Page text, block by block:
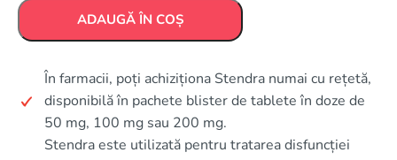
ADAUGĂ ÎN COȘ
În farmacii, poți achiziționa Stendra numai cu rețetă,
disponibilă în pachete blister de tablete în doze de
50 mg, 100 mg sau 200 mg.
Stendra este utilizată pentru tratarea disfuncției